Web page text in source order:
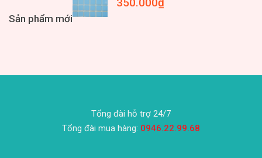
Sản phẩm mới
350.000₫
Tổng đài hỗ trợ 24/7
Tổng đài mua hàng: 0946.22.99.68